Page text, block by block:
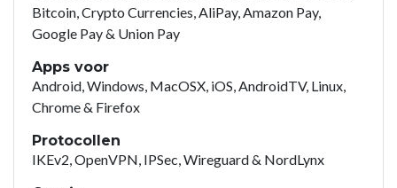
Bitcoin, Crypto Currencies, AliPay, Amazon Pay,
Google Pay & Union Pay
Apps voor
Android, Windows, MacOSX, iOS, AndroidTV, Linux,
Chrome & Firefox
Protocollen
IKEv2, OpenVPN, IPSec, Wireguard & NordLynx